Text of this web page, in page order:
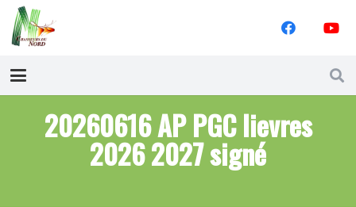
20260616 AP PGC lievres
2026 2027 signé